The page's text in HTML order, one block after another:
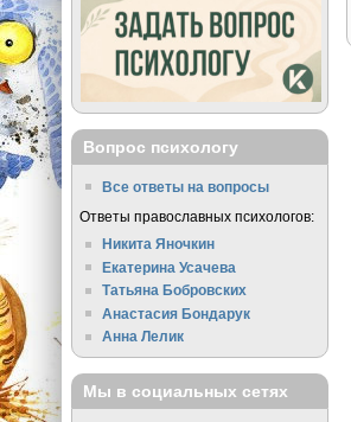
Вопрос психологу
Все ответы на вопросы
Ответы православных психологов:
Никита Яночкин
Екатерина Усачева
Татьяна Бобровских
Анастасия Бондарук
Анна Лелик
Мы в социальных сетях